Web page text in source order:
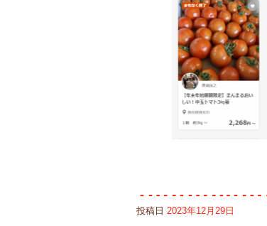
投稿日 2023年12月29日